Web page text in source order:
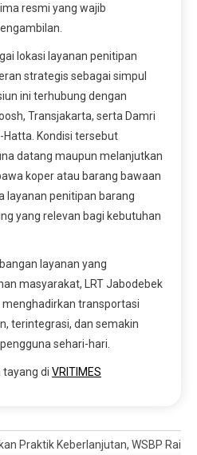
resmi yang wajib
lokasi layanan penitipan
strategis sebagai simpul
ini terhubung dengan
Transjakarta, serta Damri
Kondisi tersebut
datang maupun melanjutkan
koper atau barang bawaan
layanan penitipan barang
yang relevan bagi kebutuhan
layanan yang
masyarakat, LRT Jabodebek
transportasi
terintegrasi, dan semakin
sehari-hari.
tayang di VRITIMES
Praktik Keberlanjutan, WSBP